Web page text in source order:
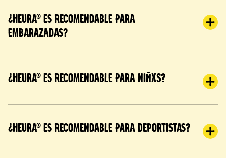
¿Heura® es recomendable para
embarazadas?
¿Heura® es recomendable para niñxs?
¿Heura® es recomendable para deportistas?